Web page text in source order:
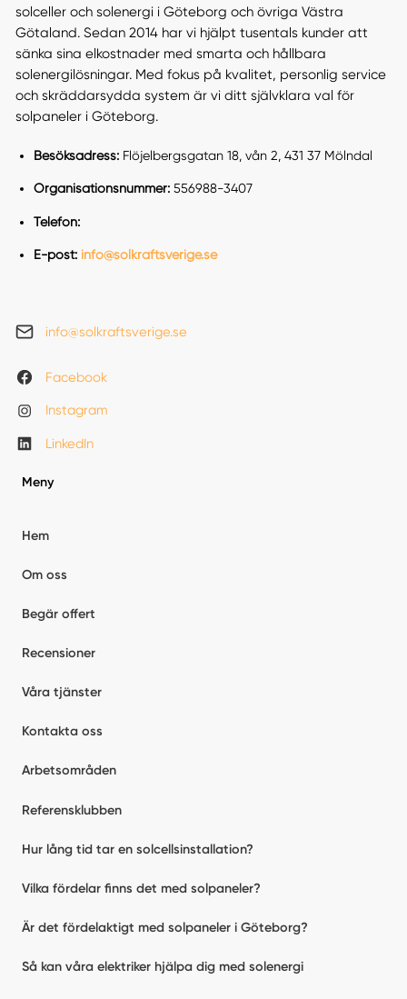
solceller och solenergi i Göteborg och övriga Västra
Götaland. Sedan 2014 har vi hjälpt tusentals kunder att
sänka sina elkostnader med smarta och hållbara
solenergilösningar. Med fokus på kvalitet, personlig service
och skräddarsydda system är vi ditt självklara val för
solpaneler i Göteborg.
Besöksadress: Flöjelbergsgatan 18, vån 2, 431 37 Mölndal
Organisationsnummer: 556988-3407
Telefon:
E-post: info@solkraftsverige.se
info@solkraftsverige.se
Facebook
Instagram
LinkedIn
Meny
Hem
Om oss
Begär offert
Recensioner
Våra tjänster
Kontakta oss
Arbetsområden
Referensklubben
Hur lång tid tar en solcellsinstallation?
Vilka fördelar finns det med solpaneler?
Är det fördelaktigt med solpaneler i Göteborg?
Så kan våra elektriker hjälpa dig med solenergi